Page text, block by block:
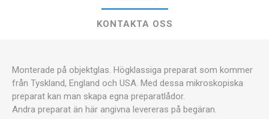
KONTAKTA OSS
Monterade på objektglas. Högklassiga preparat som kommer
från Tyskland, England och USA. Med dessa mikroskopiska
preparat kan man skapa egna preparatlådor.
Andra preparat än här angivna levereras på begäran.